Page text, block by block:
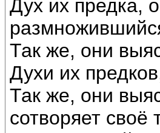
Дух их предка,
Так же, они
Духи их
Так же, они
сотворяет своё